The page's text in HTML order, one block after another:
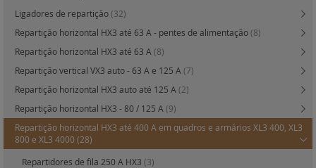
Ligadores de repartição(32)
Repartição horizontal HX3 até 63 A - pentes de alimentação(8)
Repartição horizontal HX3 até 63 A (8)
Repartição vertical VX3 auto - 63 A e 125 A (7)
Repartição horizontal HX3 auto até 125 A (2)
Repartição horizontal HX3 - 80 / 125 A (9)
Repartição horizontal HX3 até 400 A em quadros e armários XL3 400, XL3
800 e XL3 4000 (28)
Repartidores de fila 250 A HX3 (3)